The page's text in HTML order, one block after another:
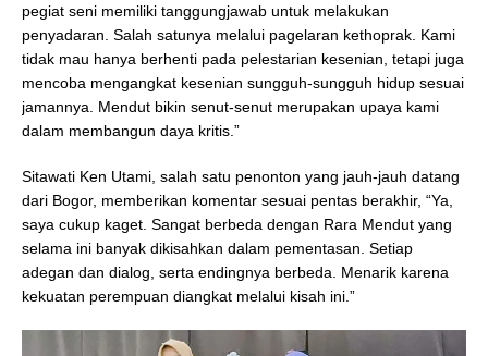
pegiat seni memiliki tanggungjawab untuk melakukan
penyadaran. Salah satunya melalui pagelaran kethoprak. Kami
tidak mau hanya berhenti pada pelestarian kesenian, tetapi juga
mencoba mengangkat kesenian sungguh-sungguh hidup sesuai
jamannya. Mendut bikin senut-senut merupakan upaya kami
dalam membangun daya kritis.”
Sitawati Ken Utami, salah satu penonton yang jauh-jauh datang
dari Bogor, memberikan komentar sesuai pentas berakhir, “Ya,
saya cukup kaget. Sangat berbeda dengan Rara Mendut yang
selama ini banyak dikisahkan dalam pementasan. Setiap
adegan dan dialog, serta endingnya berbeda. Menarik karena
kekuatan perempuan diangkat melalui kisah ini.”